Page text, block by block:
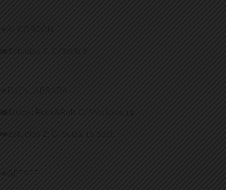
✴️ALCORCON
🎟️Estudios Z. C/Soria 2
✴️FUENLABRADA
🎟️Discos Rock&Roll. C/Móstoles 14
🎟️Estudios Z. C/Suiza, 16 post.
✴️GETAFE